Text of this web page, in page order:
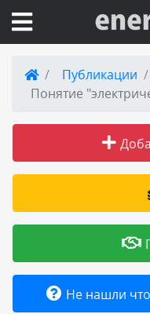
Вход на сайт
Публикации
Товары и
Публикации
Понятие
Не нашли что